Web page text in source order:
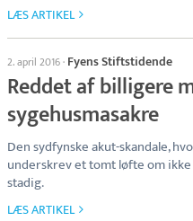
LÆS ARTIKEL
2. april 2016· Fyens Stiftstidende
Reddet af billigere
sygehusmasakre
Den sydfynske akut-skandale,
underskrev et tomt løfte om
stadig.
LÆS ARTIKEL